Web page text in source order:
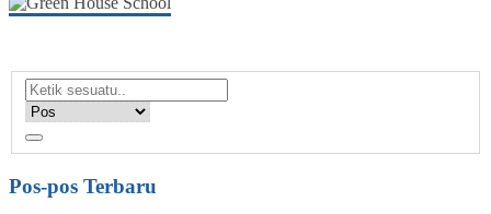
Pos-pos Terbaru